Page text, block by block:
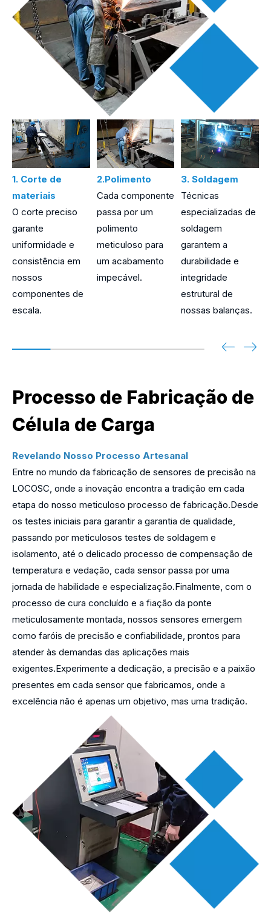
1. Corte de
materiais
O corte preciso
garante
uniformidade e
consistência em
nossos
componentes de
escala.
2.Polimento
Cada componente
passa por um
polimento
meticuloso para
um acabamento
impecável.
3. Soldagem
Técnicas
especializadas de
soldagem
garantem a
durabilidade e
integridade
estrutural de
nossas balanças.
Processo de Fabricação de
Célula de Carga
Revelando Nosso Processo Artesanal
Entre no mundo da fabricação de sensores de precisão na
LOCOSC, onde a inovação encontra a tradição em cada
etapa do nosso meticuloso processo de fabricação.Desde
os testes iniciais para garantir a garantia de qualidade,
passando por meticulosos testes de soldagem e
isolamento, até o delicado processo de compensação de
temperatura e vedação, cada sensor passa por uma
jornada de habilidade e especialização.Finalmente, com o
processo de cura concluído e a fiação da ponte
meticulosamente montada, nossos sensores emergem
como faróis de precisão e confiabilidade, prontos para
atender às demandas das aplicações mais
exigentes.Experimente a dedicação, a precisão e a paixão
presentes em cada sensor que fabricamos, onde a
excelência não é apenas um objetivo, mas uma tradição.